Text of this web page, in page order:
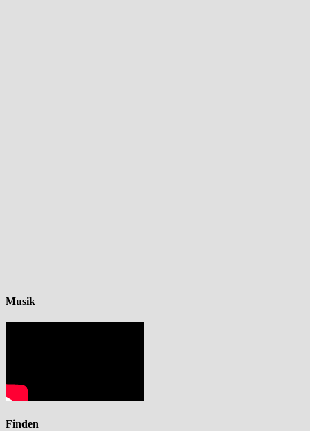
Musik
Finden